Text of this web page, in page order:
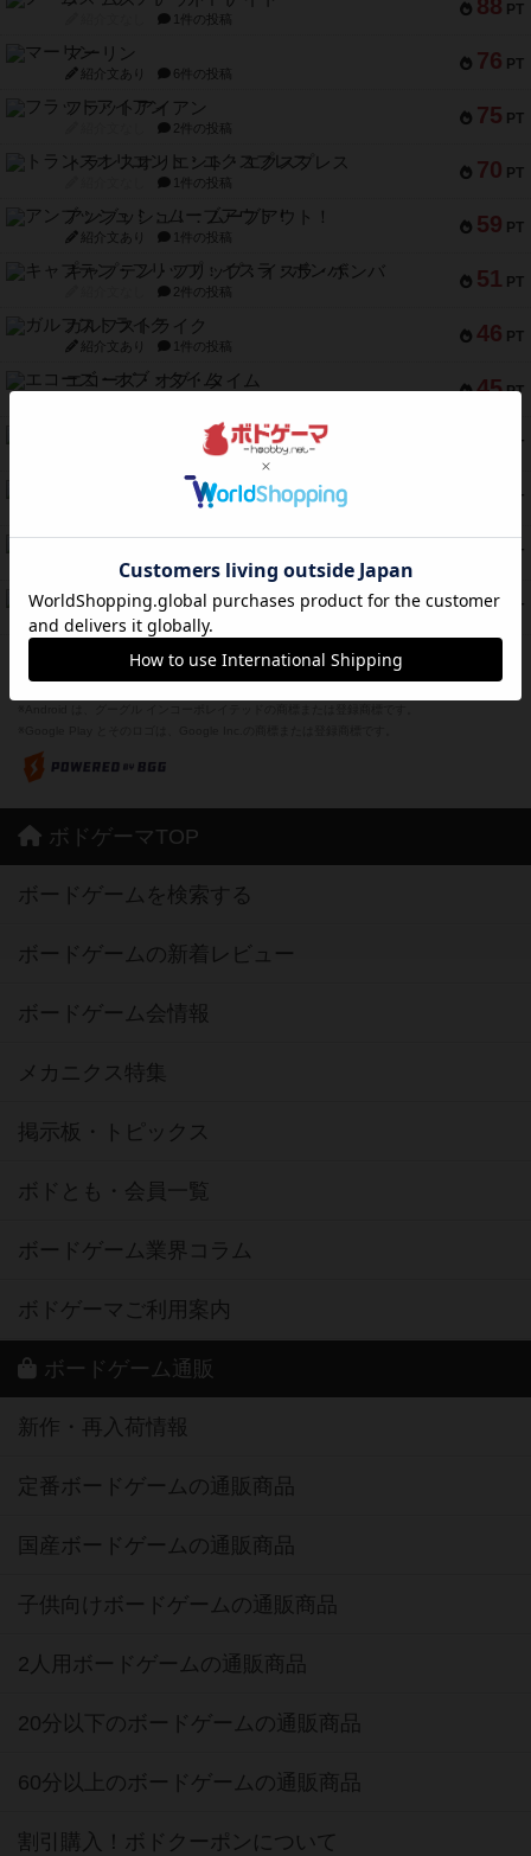
88 PT
1件の投稿
76 PT
マーリン
紹介文あり 6件の投稿
75 PT
フラットアイアン
2件の投稿
70 PT
トランスオリエント・エクスプレス
1件の投稿
59 PT
アンブッシュ！：ムーブアウト！
紹介文あり 1件の投稿
51 PT
キャプテン・フリップ：イスラ・ボンバ
2件の投稿
46 PT
ガルフストライク
紹介文あり 1件の投稿
45 PT
エコーズ・オブ・タイム
PT
12件の投稿
PT
1件の投稿
PT
Bitter End ブタペスト救出作戦
紹介文なし 1件の投稿
42 PT
ドコジャン
紹介文あり 10件の投稿
※Apple、Apple のロゴ は、米国および他の国々で登録されたApple Inc.の商標です。
ボドゲーマTOP
ボードゲームを検索する
ボードゲームの新着レビュー
ボードゲーム会情報
メカニクス特集
掲示板・トピックス
ボドとも・会員一覧
ボードゲーム業界コラム
ボドゲーマご利用案内
ボードゲーム通販
新作・再入荷情報
定番ボードゲームの通販商品
国産ボードゲームの通販商品
子供向けボードゲームの通販商品
2人用ボードゲームの通販商品
20分以下のボードゲームの通販商品
60分以上のボードゲームの通販商品
割引購入！ボドクーポンについて